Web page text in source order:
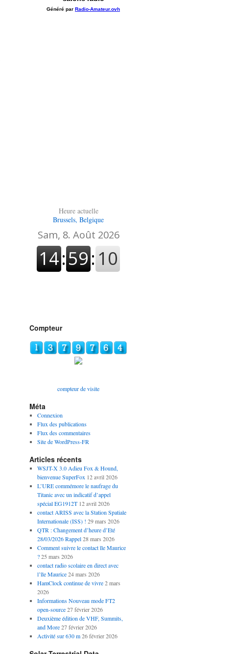
Heure actuelle
Brussels, Belgique
Compteur
compteur de visite
Méta
Connexion
Flux des publications
Flux des commentaires
Site de WordPress-FR
Articles récents
WSJT-X 3.0 Adieu Fox & Hound,
bienvenue SuperFox 12 avril 2026
L’URE commémore le naufrage du
Titanic avec un indicatif d’appel
spécial EG1912T 12 avril 2026
contact ARISS avec la Station Spatiale
Internationale (ISS) ! 29 mars 2026
QTR : Changement d’heure d’Eté
28/03/2026 Rappel 28 mars 2026
Comment suivre le contact île Maurice
? 25 mars 2026
contact radio scolaire en direct avec
l’île Maurice 24 mars 2026
HamClock continue de vivre 2 mars
2026
Informations Nouveau mode FT2
open-source 27 février 2026
Deuxième édition de VHF, Summits,
and More 27 février 2026
Activité sur 630 m 26 février 2026